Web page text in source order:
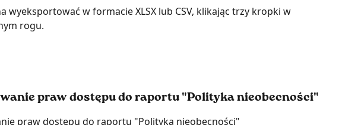
wyeksportować w formacie XLSX lub CSV, klikając trzy kropki w
rogu.
praw dostępu do raportu "Polityka nieobecnoścі"
praw dostępu do raportu "Polityka nieobecności"